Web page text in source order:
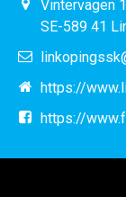
Vintervägen
SE-589 41
https://
https://